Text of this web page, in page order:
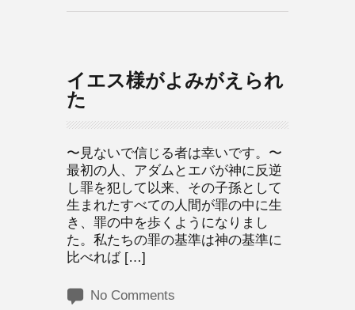
イエス様がよみがえられ
た
〜見ないで信じる者は幸いです。〜
最初の人、アダムとエバが神に反逆
し罪を犯して以来、その子孫として
生まれたすべての人間が罪の中に生
き、罪の中を歩くようになりまし
た。私たちの罪の基準は神の基準に
比べれば […]
No Comments